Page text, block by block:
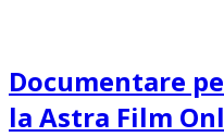
Documentare
la Astra Film